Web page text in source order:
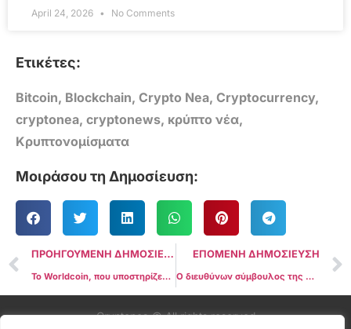
April 24, 2026 No Comments
Ετικέτες:
Bitcoin, Blockchain, Crypto Nea, Cryptocurrency,
cryptonea, cryptonews, κρύπτο νέα,
Κρυπτονομίσματα
Μοιράσου τη Δημοσίευση:
ΠΡΟΗΓΟΥΜΕΝΗ ΔΗΜΟΣΙΕΥΣΗ
Το Worldcoin, που υποστηρίζεται από τον Sam Altman, ξεπερνά τα 2 εκατομμύρια εγγραφές μετά από εκτεταμένη περιοδεία
ΕΠΟΜΕΝΗ ΔΗΜΟΣΙΕΥΣΗ
Ο διευθύνων σύμβουλος της Circle προειδοποιεί το Κογκρέσο:Το Δολάριο ΗΠΑ αντιμετωπίζει ένα ζοφερό μέλλον
Cryptonea © All rights reserved